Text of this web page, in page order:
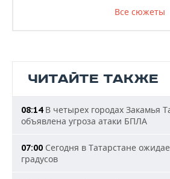
Все сюжеты
ЧИТАЙТЕ ТАКЖЕ
08:14В четырех городах Закамья
объявлена угроза атаки БПЛА
07:00 Сегодня в Татарстане
градусов